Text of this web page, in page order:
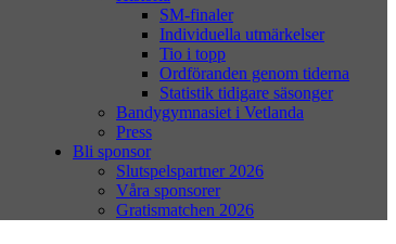
SM-finaler
Individuella utmärkelser
Tio i topp
Ordföranden genom tiderna
Statistik tidigare säsonger
Bandygymnasiet i Vetlanda
Press
Bli sponsor
Slutspelspartner 2026
Våra sponsorer
Gratismatchen 2026